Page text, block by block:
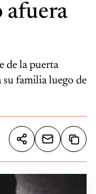
afuera
de la puerta
su familia luego de
Compartir